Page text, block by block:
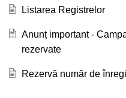
Listarea Registrelor
Anunț important -
rezervate
Rezervă număr de